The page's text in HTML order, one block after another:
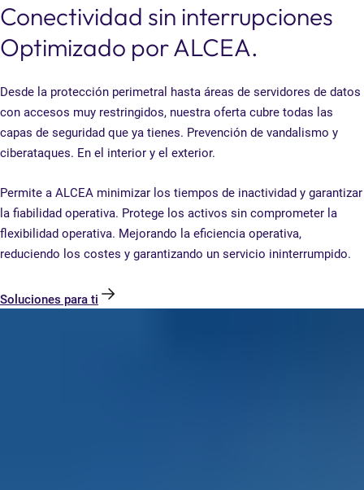
Conectividad sin interrupciones
Optimizado por ALCEA.
Desde la protección perimetral hasta áreas de servidores de datos
con accesos muy restringidos, nuestra oferta cubre todas las
capas de seguridad que ya tienes. Prevención de vandalismo y
ciberataques. En el interior y el exterior.
Permite a ALCEA minimizar los tiempos de inactividad y garantizar
la fiabilidad operativa. Protege los activos sin comprometer la
flexibilidad operativa. Mejorando la eficiencia operativa,
reduciendo los costes y garantizando un servicio ininterrumpido.
Soluciones para ti